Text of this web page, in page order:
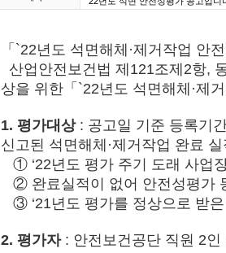
「`22년도 석면해체·제거작업 안
산업안전보건법 제121조제2항,
상을 위한「`22년도 석면해체·제
1. 평가대상: 공고일 기준 등록기
신고된 석면해체·제거작업 완료
① ‘22년도 평가 주기 도래 사업
② 완료실적이 없어 안전성평가
③ ‘21년도 평가를 정상으로 받
2. 평가자: 안전보건공단 직원 2인